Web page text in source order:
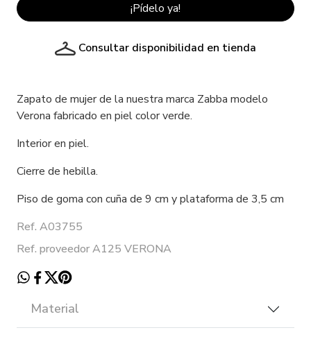
¡Pídelo ya!
Consultar disponibilidad en tienda
Zapato de mujer de la nuestra marca Zabba modelo
Verona fabricado en piel color verde.
Interior en piel.
Cierre de hebilla.
Piso de goma con cuña de 9 cm y plataforma de 3,5 cm
Ref. A03755
Ref. proveedor A125 VERONA
Material